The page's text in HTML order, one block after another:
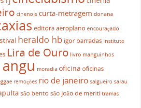
cinenois curta-metragem donana
editora aeroplano encouraçado
heraldo hb igor barradas instituto
Lira de Ouro livro manguinhos
moradia oficina oficinas
remoções rio de janeiro salgueiro sarau
são bento são joão de meriti tramas